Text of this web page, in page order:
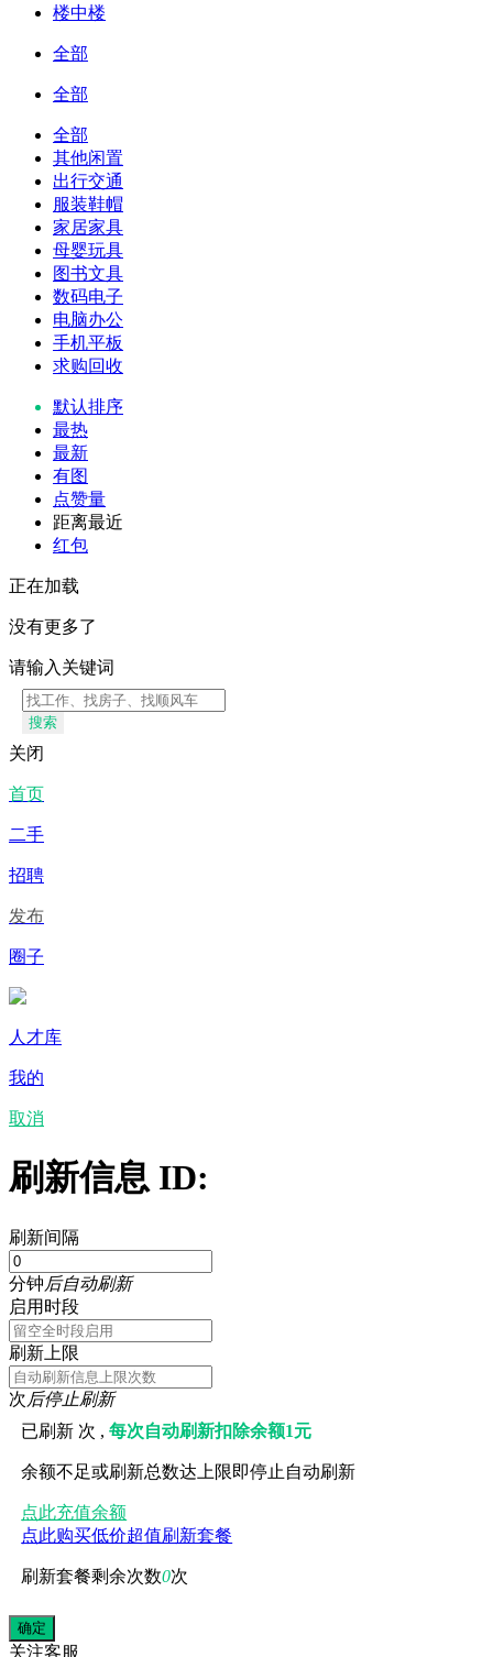
楼中楼
全部
全部
全部
其他闲置
出行交通
服装鞋帽
家居家具
母婴玩具
图书文具
数码电子
电脑办公
手机平板
求购回收
默认排序
最热
最新
有图
点赞量
距离最近
红包
正在加载
没有更多了
请输入关键词
搜索
关闭
首页
二手
招聘
发布
圈子
人才库
我的
取消
刷新信息 ID:
刷新间隔
分钟后自动刷新
启用时段
刷新上限
次后停止刷新
已刷新 次 ,每次自动刷新扣除余额1元
余额不足或刷新总数达上限即停止自动刷新
点此充值余额
点此购买低价超值刷新套餐
刷新套餐剩余次数0次
关注客服